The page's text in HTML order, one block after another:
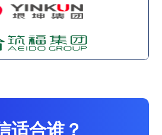
适合谁？